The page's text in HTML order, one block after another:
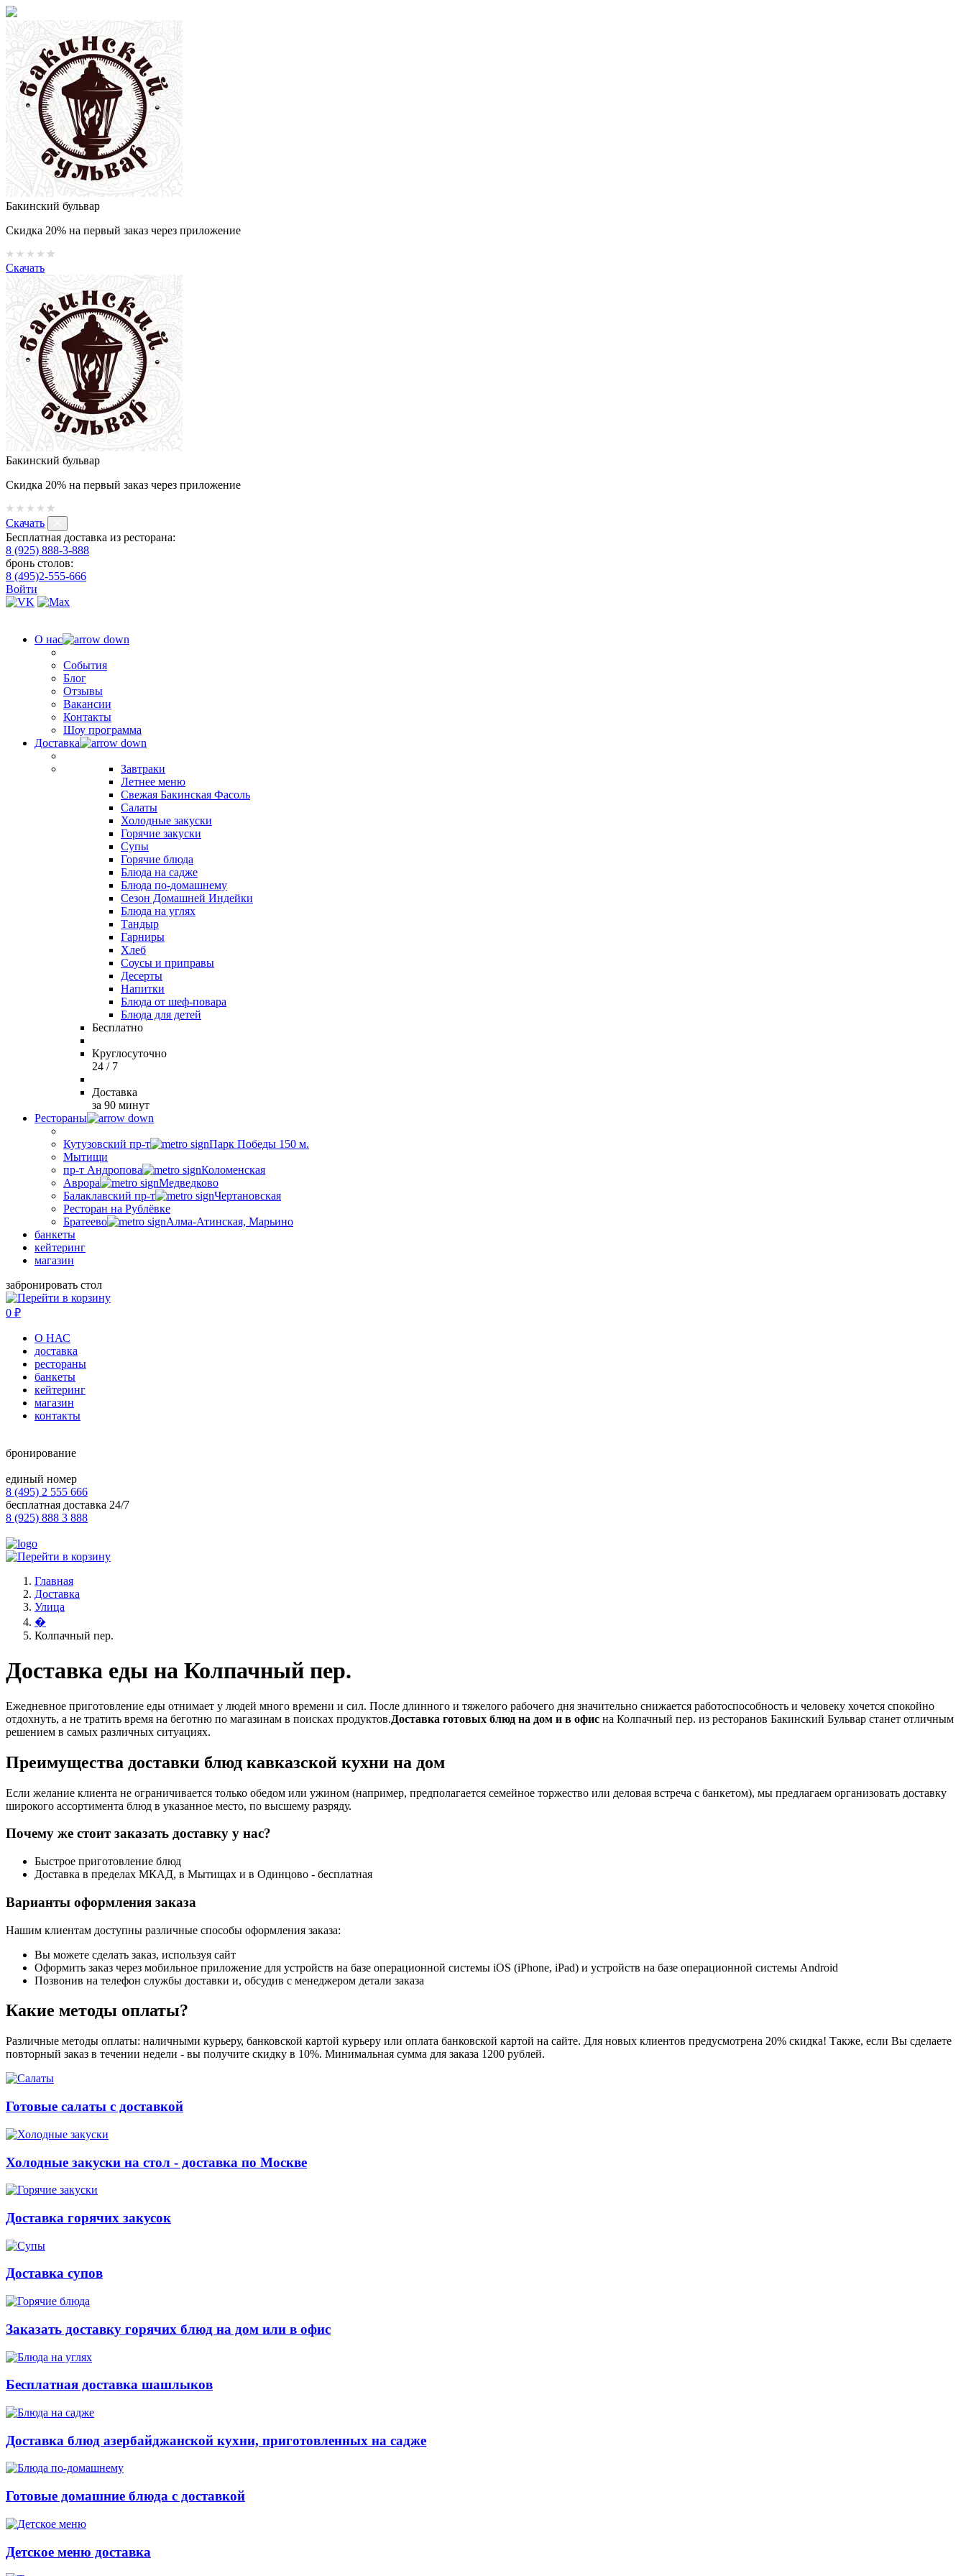
Бакинский бульвар
Скидка 20% на первый заказ через приложение
Скачать
Бакинский бульвар
Скидка 20% на первый заказ через приложение
Скачать
Бесплатная доставка из ресторана:
8 (925) 888-3-888
бронь столов:
8 (495)2-555-666
Войти
О нас
События
Блог
Отзывы
Вакансии
Контакты
Шоу программа
Доставка
Завтраки
Летнее меню
Свежая Бакинская Фасоль
Салаты
Холодные закуски
Горячие закуски
Супы
Горячие блюда
Блюда на садже
Блюда по-домашнему
Сезон Домашней Индейки
Блюда на углях
Тандыр
Гарниры
Хлеб
Соусы и приправы
Десерты
Напитки
Блюда от шеф-повара
Блюда для детей
Бесплатно
Круглосуточно
24 / 7
Доставка
за 90 минут
Рестораны
Кутузовский пр-т
Парк Победы 150 м.
Мытищи
пр-т Андропова
Коломенская
Аврора
Медведково
Балаклавский пр-т
Чертановская
Ресторан на Рублёвке
Братеево
Алма-Атинская, Марьино
банкеты
кейтеринг
магазин
забронировать стол
0 ₽
О НАС
доставка
рестораны
банкеты
кейтеринг
магазин
контакты
бронирование
единый номер
8 (495) 2 555 666
бесплатная доставка 24/7
8 (925) 888 3 888
Главная
Доставка
Улица
�
Колпачный пер.
Доставка еды на Колпачный пер.
Ежедневное приготовление еды отнимает у людей много времени и сил. После длинного и тяжелого рабочего дня значительно снижается работоспособность и человеку хочется спокойно
отдохнуть, а не тратить время на беготню по магазинам в поисках продуктов.Доставка готовых блюд на дом и в офис на Колпачный пер. из ресторанов Бакинский Бульвар станет отличным
решением в самых различных ситуациях.
Преимущества доставки блюд кавказской кухни на дом
Если желание клиента не ограничивается только обедом или ужином (например, предполагается семейное торжество или деловая встреча с банкетом), мы предлагаем организовать доставку
широкого ассортимента блюд в указанное место, по высшему разряду.
Почему же стоит заказать доставку у нас?
Быстрое приготовление блюд
Доставка в пределах МКАД, в Мытищах и в Одинцово - бесплатная
Варианты оформления заказа
Нашим клиентам доступны различные способы оформления заказа:
Вы можете сделать заказ, используя сайт
Оформить заказ через мобильное приложение для устройств на базе операционной системы iOS (iPhone, iPad) и устройств на базе операционной системы Android
Позвонив на телефон службы доставки и, обсудив с менеджером детали заказа
Какие методы оплаты?
Различные методы оплаты: наличными курьеру, банковской картой курьеру или оплата банковской картой на сайте. Для новых клиентов предусмотрена 20% скидка! Также, если Вы сделаете
повторный заказ в течении недели - вы получите скидку в 10%. Минимальная сумма для заказа 1200 рублей.
Готовые салаты с доставкой
Холодные закуски на стол - доставка по Москве
Доставка горячих закусок
Доставка супов
Заказать доставку горячих блюд на дом или в офис
Бесплатная доставка шашлыков
Доставка блюд азербайджанской кухни, приготовленных на садже
Готовые домашние блюда с доставкой
Детское меню доставка